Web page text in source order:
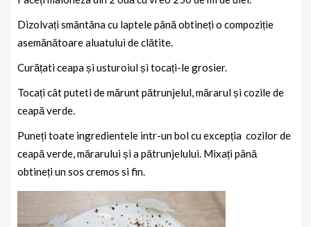
Dizolvați smântâna cu laptele până obtineți o compoziție
asemănătoare aluatului de clătite.
Curățati ceapa și usturoiul și tocați-le grosier.
Tocați cât puteti de mărunt pătrunjelul, mărarul și cozile de
ceapă verde.
Puneți toate ingredientele intr-un bol cu excepția cozilor de
ceapă verde, mărarului și a pătrunjelului. Mixați până
obtineți un sos cremos si fin.